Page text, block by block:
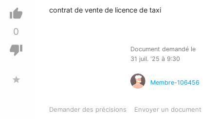
thumb_up
0
thumb_down
star
contrat de vente de licence de taxi
Document demandé le
31 juil. '25 à 9:30
Membre-106456
Demander des précisions Envoyer un document